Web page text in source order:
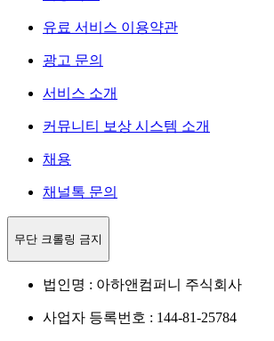
유료 서비스 이용약관
광고 문의
서비스 소개
커뮤니티 보상 시스템 소개
채용
채널톡 문의
무단 크롤링 금지
법인명 : 아하앤컴퍼니 주식회사
사업자 등록번호 : 144-81-25784